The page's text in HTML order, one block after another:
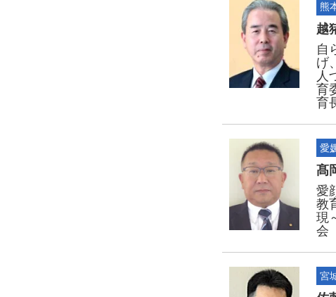
熊
越
自
げ
人
育
育
愛
髙
愛
教
現
会
宮